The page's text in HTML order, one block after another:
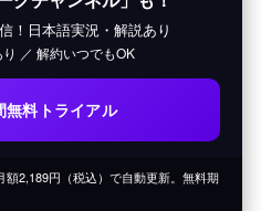
！日本語実況・解説あり
／ 解約いつでもOK
無料トライアル
2,189円（税込）で自動更新。無料期